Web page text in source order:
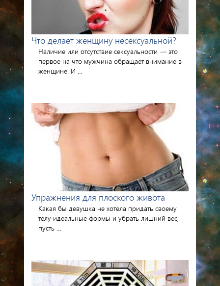
Что делает женщину несексуальной?
Наличие или отсутствие сексуальности — это
первое на что мужчина обращает внимание в
женщине. И …
Упражнения для плоского живота
Какая бы девушка не хотела придать своему
телу идеальные формы и убрать лишний вес,
пусть …